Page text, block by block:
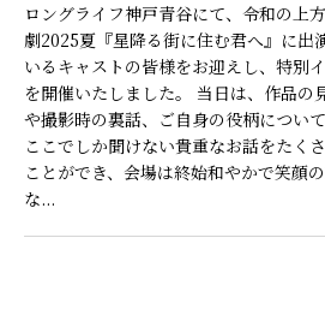
ロングライフ神戸青谷にて、令和の上
劇2025夏『星降る街に住む君へ』に出
いるキャストの皆様をお迎えし、特別
を開催いたしました。 当日は、作品の
や撮影時の裏話、ご自身の役柄について
ここでしか聞けない貴重なお話をたく
ことができ、会場は終始和やかで笑顔
な...